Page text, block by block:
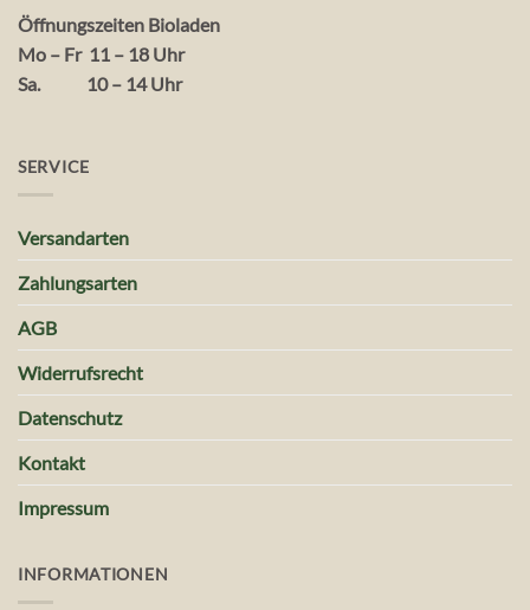
Öffnungszeiten Bioladen
Mo – Fr 11 – 18 Uhr
Sa. 10 – 14 Uhr
SERVICE
Versandarten
Zahlungsarten
AGB
Widerrufsrecht
Datenschutz
Kontakt
Impressum
INFORMATIONEN